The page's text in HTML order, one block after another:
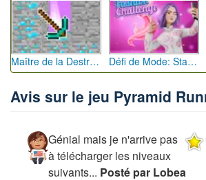
Avis sur le jeu Pyramid
Génial mais je n'arrive pas
à télécharger les niveaux
suivants...
Posté par Lobea